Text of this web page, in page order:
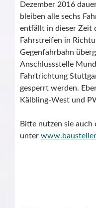
Dezember 2016
bleiben alle sechs
entfällt in dieser Zeit
Fahrstreifen in
Gegenfahrbahn
Anschlussstelle
Fahrtrichtung
gesperrt werden.
Kälbling-West und
Bitte nutzen sie
unter